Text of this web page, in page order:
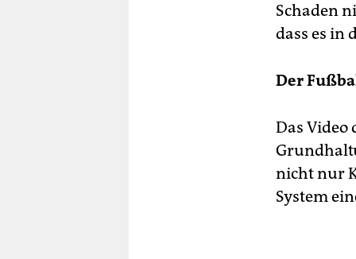
Schaden
dass es in
Der
Das Video
nicht nur
System